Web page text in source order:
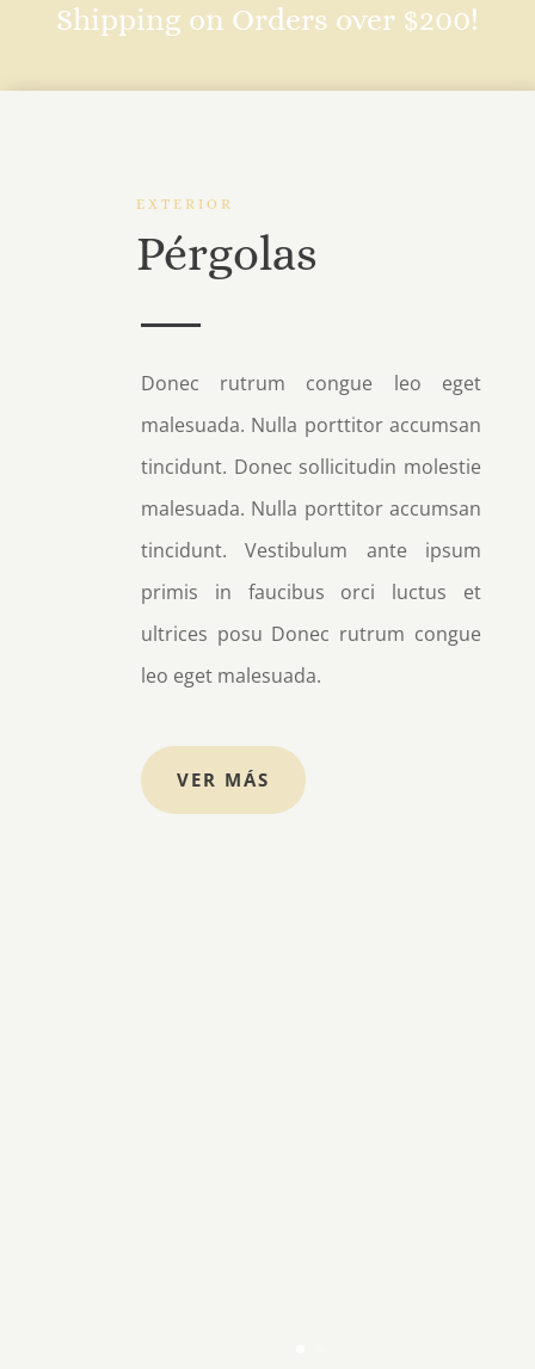
Shipping on Orders over $200!
EXTERIOR
Pérgolas
Donec rutrum congue leo eget
malesuada. Nulla porttitor accumsan
tincidunt. Donec sollicitudin molestie
malesuada. Nulla porttitor accumsan
tincidunt. Vestibulum ante ipsum
primis in faucibus orci luctus et
ultrices posu Donec rutrum congue
leo eget malesuada.
VER MÁS